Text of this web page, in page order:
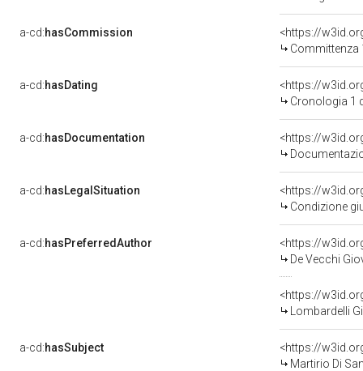
a-cd:hasCommission
<https://
Committenza
a-cd:hasDating
<https://
Cronologia 1
a-cd:hasDocumentation
a-cd:hasLegalSituation
<https://
Condizione
a-cd:hasPreferredAuthor
<https://
De Vecchi
<https://
Lombardelli
a-cd:hasSubject
<https://
Martirio Di